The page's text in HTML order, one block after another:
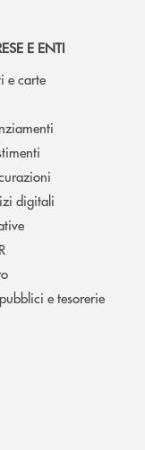
E ENTI
e carte
digitali
e tesorerie